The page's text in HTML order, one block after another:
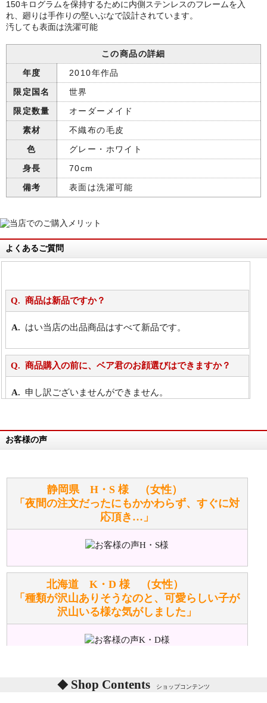
150キログラムを保持するために内側ステンレスのフレームを入
れ、廻りは手作りの堅いぶなで設計されています。
汚しても表面は洗濯可能
この商品の詳細
年度
2010年作品
限定国名
世界
限定数量
オーダーメイド
素材
不織布の毛皮
色
グレー・ホワイト
身長
70cm
備考
表面は洗濯可能
よくあるご質問
商品は新品ですか？
はい当店の出品商品はすべて新品です。
商品購入の前に、ベア君のお顔選びはできますか？
申し訳ございませんができません。
万が一欲しい商品が見つからない場合は、探して取り
お任せください！それは当店が謡っています「おも
てなしの心」で対応させていただきます。
シュタイフのぬいぐるみは洗濯できますか？ ぬいぐ
るみのお手入れ方法を教えてください。
詳しくはこちら をご覧ください。
ぬいぐるみの耳に付いているボタンやタグに、何か意
味などがありますか？
詳しくはこちらをご覧ください。
お客様の声
静岡県 H・S 様 （女性）
「夜間の注文だったにもかかわらず、すぐに対
応頂き…」
北海道 K・D 様 （女性）
「種類が沢山ありそうなのと、可愛らしい子が
沢山いる様な気がしました」
東京都 M・K 様 （女性）
「対応はどちらも丁寧でした。値段と他の融通
Shop Contents ショップコンテンツ